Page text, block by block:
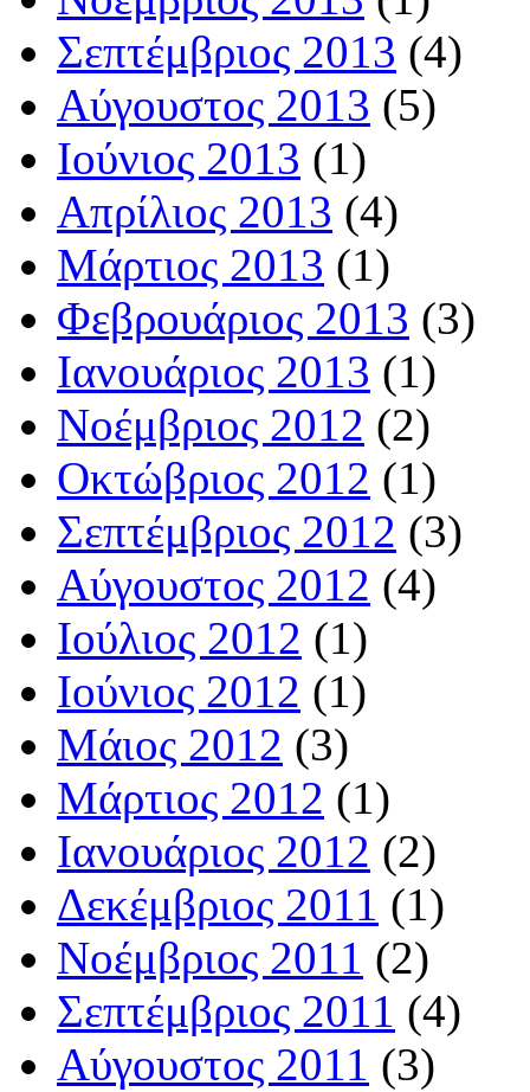
Σεπτέμβριος 2013 (4)
Αύγουστος 2013 (5)
Ιούνιος 2013 (1)
Απρίλιος 2013 (4)
Μάρτιος 2013 (1)
Φεβρουάριος 2013 (3)
Ιανουάριος 2013 (1)
Νοέμβριος 2012 (2)
Οκτώβριος 2012 (1)
Σεπτέμβριος 2012 (3)
Αύγουστος 2012 (4)
Ιούλιος 2012 (1)
Ιούνιος 2012 (1)
Μάιος 2012 (3)
Μάρτιος 2012 (1)
Ιανουάριος 2012 (2)
Δεκέμβριος 2011 (1)
Νοέμβριος 2011 (2)
Σεπτέμβριος 2011 (4)
Αύγουστος 2011 (3)